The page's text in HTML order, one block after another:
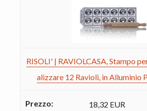
RISOLI' | RAVIOLCASA, Stampo
alizzare 12 Ravioli, in Alluminio
18,32 EUR